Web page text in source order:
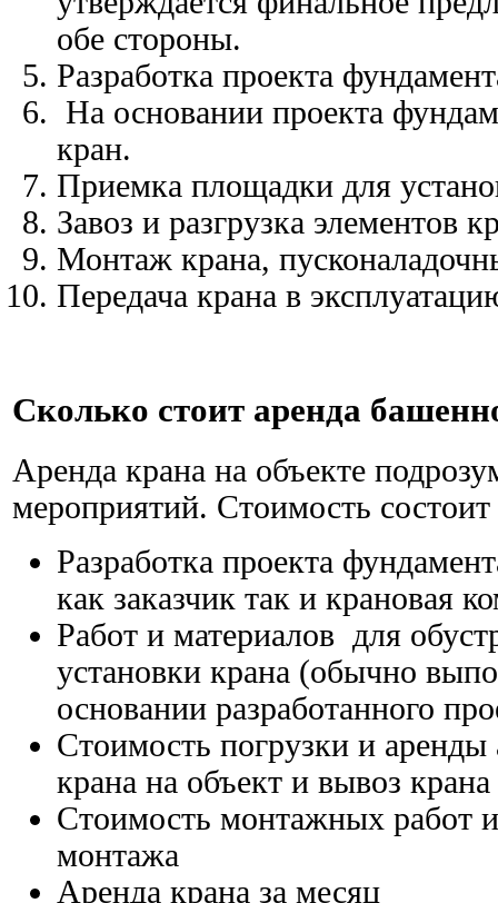
обе стороны.
Разработка проекта
На основании проекта
кран.
Приемка площадки для
Завоз и разгрузка элементов
Монтаж крана,
Передача крана в
Сколько стоит аренда
Аренда крана на объекте
мероприятий. Стоимость состоит
Разработка проекта
как заказчик так и крановая
Работ и материалов для
установки крана (обычно
основании разработанного
Стоимость погрузки и аренды
крана на объект и вывоз крана
Стоимость монтажных работ
монтажа
Аренда крана за месяц